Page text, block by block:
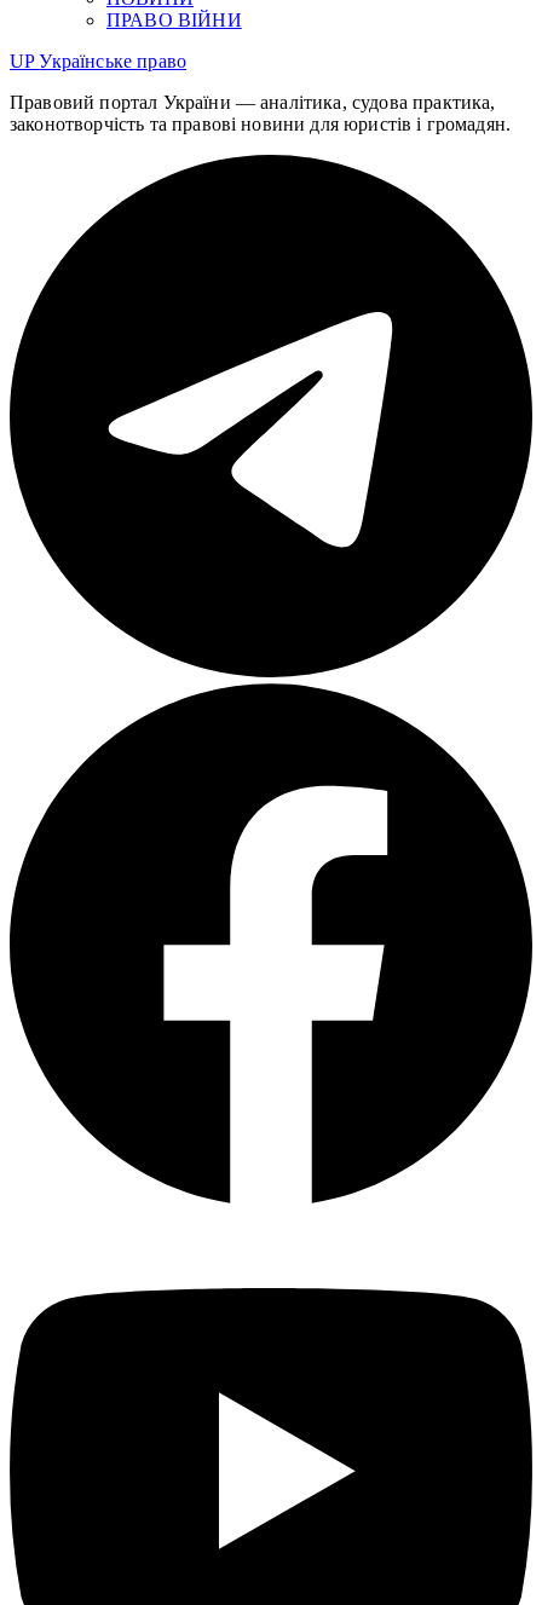
ПРАВО ВІЙНИ
UPУкраїнське право
Правовий портал України — аналітика, судова практика,
законотворчість та правові новини для юристів і громадян.